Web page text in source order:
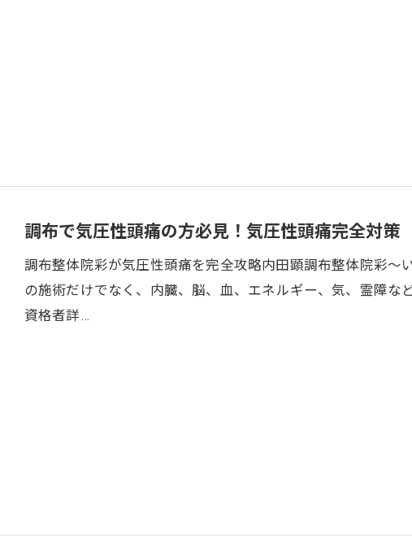
調布で気圧性頭痛の方必見！気圧性頭痛完全対策
調布整体院彩が気圧性頭痛を完全攻略内田顕調布整体院彩～
の施術だけでなく、内臓、脳、血、エネルギー、気、霊障な
資格者詳…